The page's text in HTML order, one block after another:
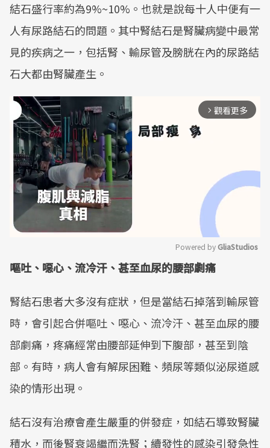
結石盛行率約為9%~10%。也就是說每十人中便有一
人有尿路結石的問題。其中腎結石是腎臟病變中最常
見的疾病之一，包括腎、輸尿管及膀胱在內的尿路結
石大都由腎臟產生。
arrow_forward_ios 觀看更多
Powered by GliaStudios
嘔吐、噁心、流冷汗、甚至血尿的腰部劇痛
腎結石患者大多沒有症狀，但是當結石掉落到輸尿管
時，會引起合併嘔吐、噁心、流冷汗、甚至血尿的腰
部劇痛，疼痛經常由腰部延伸到下腹部，甚至到陰
部。有時，病人會有解尿困難、頻尿等類似泌尿道感
染的情形出現。
結石沒有治療會產生嚴重的併發症，如結石導致腎臟
積水，而後腎衰竭繼而洗腎；續發性的感染引發急性